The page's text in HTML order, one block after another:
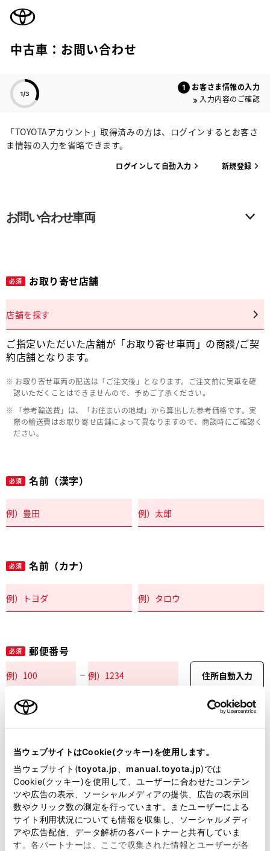
当ウェブサイトはCookie(クッキー)を使用します。
当ウェブサイト(toyota.jp manual.toyota.jp)では
Cookie(クッキー)を使用して、ユーザーに合わせたコンテン
ツや広告の表示、ソーシャルメディアの提供、広告の表示回
数やクリック数の測定を行っています。またユーザーによる
サイト利用状況についても情報を収集し、ソーシャルメディ
アや広告配信、データ解析の各パートナーと共有していま
す。各パートナーは、ここで収集された情報とユーザーが各
中古車：お問い合わせ
お客さま情報の入力
入力内容のご確認
「TOYOTAアカウント」取得済みの方は、ログインするとお客さ
ま情報の入力を省略できます。
ログインして自動入力 新規登録
お問い合わせ車両
必須 お取り寄せ店舗
店舗を探す
ご指定いただいた店舗が「お取り寄せ車両」の商談/ご契
約店舗となります。
お取り寄せ車両の配送は「ご注文後」となります。ご注文前に実車を確
認いただくことはできませんので、予めご了承ください。
「参考輸送費」は、「お住まいの地域」から算出した参考価格です。実
際の輸送費はお取り寄せ店舗によって異なりますので、商談時にご確認く
ださい。
必須 名前（漢字）
必須 名前（カナ）
必須 郵便番号
住所自動入力
必須 都道府県
必須 市区町村名